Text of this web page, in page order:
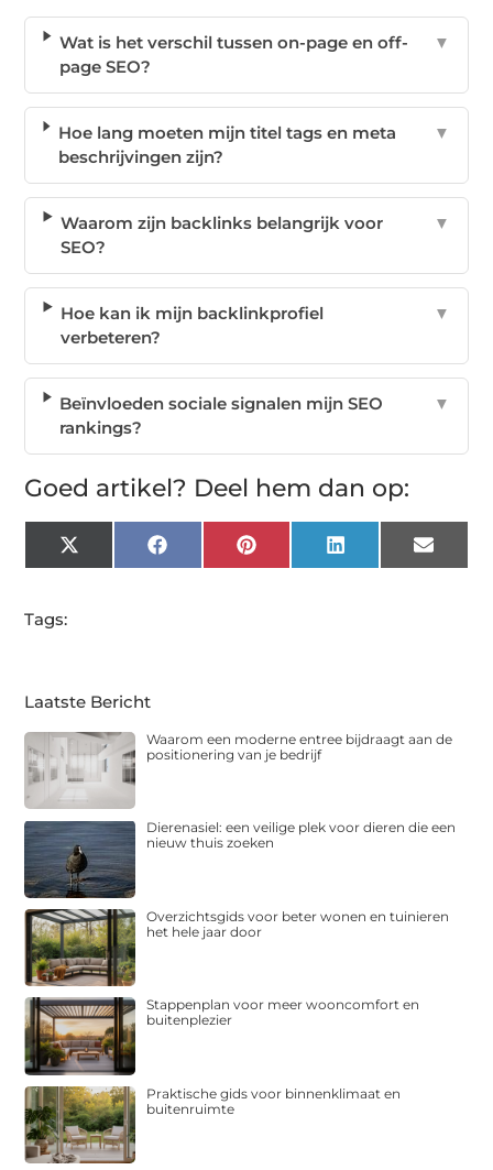
Wat is het verschil tussen on-page en off-
page SEO?
▼
Hoe lang moeten mijn titel tags en meta
beschrijvingen zijn?
▼
Waarom zijn backlinks belangrijk voor
SEO?
▼
Hoe kan ik mijn backlinkprofiel
verbeteren?
▼
Beïnvloeden sociale signalen mijn SEO
rankings?
▼
Goed artikel? Deel hem dan op:
X
(Twitter)
FacebookPinterest LinkedIn Email
Tags:
Laatste Bericht
Waarom een moderne entree bijdraagt aan de
positionering van je bedrijf
Dierenasiel: een veilige plek voor dieren die een
nieuw thuis zoeken
Overzichtsgids voor beter wonen en tuinieren
het hele jaar door
Stappenplan voor meer wooncomfort en
buitenplezier
Praktische gids voor binnenklimaat en
buitenruimte